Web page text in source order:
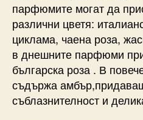
парфюмите могат да
различни цветя:
циклама, чаена роза,
в днешните парфюми
българска роза . В
съдържа
съблазнителност и